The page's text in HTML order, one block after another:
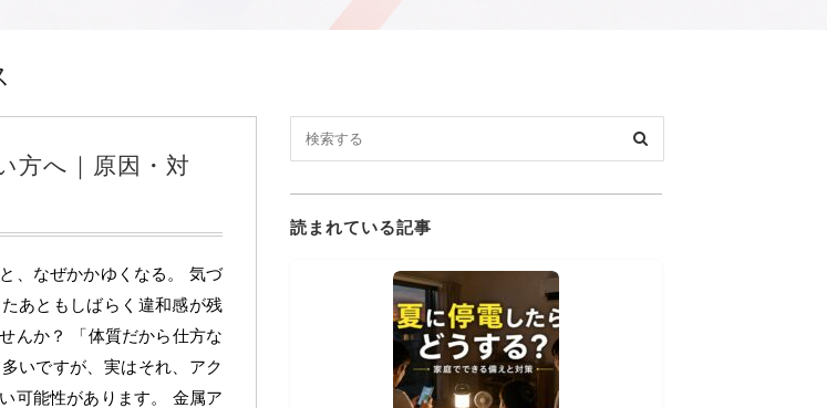
方へ｜原因・対
、なぜかかゆくなる。 気づ
あともしばらく違和感が残
んか？ 「体質だから仕方な
いですが、実はそれ、アク
可能性があります。 金属ア
読まれている記事